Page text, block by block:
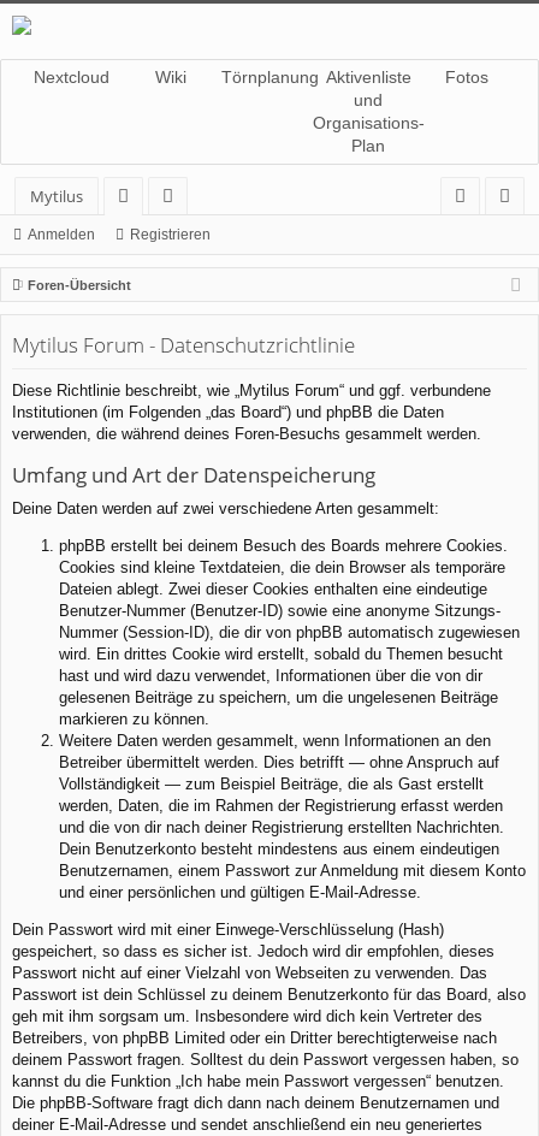
Nextcloud Wiki Törnplanung Aktivenliste
und
Organisations-
Plan
Fotos
Mytilus
or
en
itg
lie
de
r
m
el
n
ist
rie
Anmelden Registrieren
Foren-Übersicht
Mytilus Forum - Datenschutzrichtlinie
Diese Richtlinie beschreibt, wie „Mytilus Forum“ und ggf. verbundene
Institutionen (im Folgenden „das Board“) und phpBB die Daten
verwenden, die während deines Foren-Besuchs gesammelt werden.
Umfang und Art der Datenspeicherung
Deine Daten werden auf zwei verschiedene Arten gesammelt:
phpBB erstellt bei deinem Besuch des Boards mehrere Cookies.
Cookies sind kleine Textdateien, die dein Browser als temporäre
Dateien ablegt. Zwei dieser Cookies enthalten eine eindeutige
Benutzer-Nummer (Benutzer-ID) sowie eine anonyme Sitzungs-
Nummer (Session-ID), die dir von phpBB automatisch zugewiesen
wird. Ein drittes Cookie wird erstellt, sobald du Themen besucht
hast und wird dazu verwendet, Informationen über die von dir
gelesenen Beiträge zu speichern, um die ungelesenen Beiträge
markieren zu können.
Weitere Daten werden gesammelt, wenn Informationen an den
Betreiber übermittelt werden. Dies betrifft — ohne Anspruch auf
Vollständigkeit — zum Beispiel Beiträge, die als Gast erstellt
werden, Daten, die im Rahmen der Registrierung erfasst werden
und die von dir nach deiner Registrierung erstellten Nachrichten.
Dein Benutzerkonto besteht mindestens aus einem eindeutigen
Benutzernamen, einem Passwort zur Anmeldung mit diesem Konto
und einer persönlichen und gültigen E-Mail-Adresse.
Dein Passwort wird mit einer Einwege-Verschlüsselung (Hash)
gespeichert, so dass es sicher ist. Jedoch wird dir empfohlen, dieses
Passwort nicht auf einer Vielzahl von Webseiten zu verwenden. Das
Passwort ist dein Schlüssel zu deinem Benutzerkonto für das Board, also
geh mit ihm sorgsam um. Insbesondere wird dich kein Vertreter des
Betreibers, von phpBB Limited oder ein Dritter berechtigterweise nach
deinem Passwort fragen. Solltest du dein Passwort vergessen haben, so
kannst du die Funktion „Ich habe mein Passwort vergessen“ benutzen.
Die phpBB-Software fragt dich dann nach deinem Benutzernamen und
deiner E-Mail-Adresse und sendet anschließend ein neu generiertes